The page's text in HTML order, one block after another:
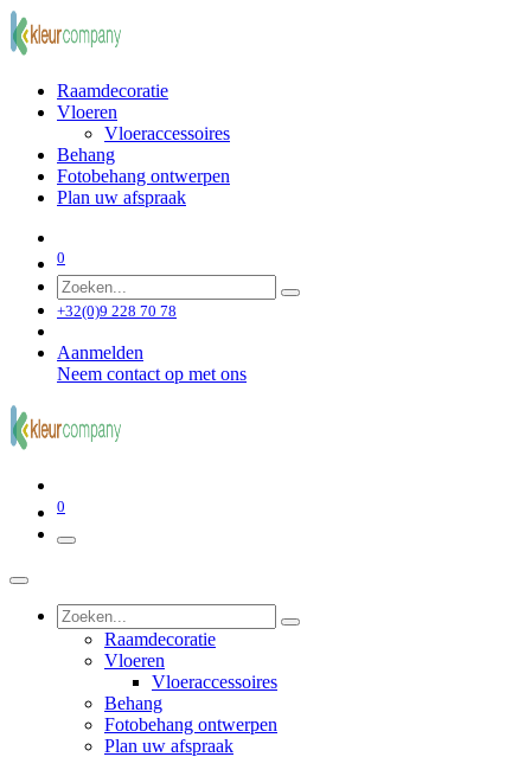
Raamdecoratie
Vloeren
Vloeraccessoires
Behang
Fotobehang ontwerpen
Plan uw afspraak
0
+32(0)9 228 70 78
Aanmelden
Neem contact op met ons
0
Raamdecoratie
Vloeren
Vloeraccessoires
Behang
Fotobehang ontwerpen
Plan uw afspraak